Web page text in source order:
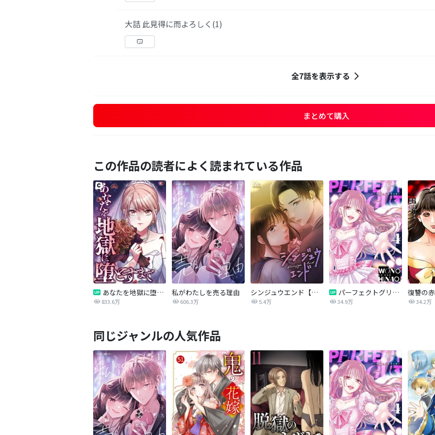
大詰 此見得に而よろしく(1)
全7話を表示する
まとめて購入
この作品の読者によく読まれている作品
あなたを地獄に堕とすまで
833.6万
私がわたしを売る理由
606.3万
シンジュウエンド【タテヨミ】
5.4万
パーフェクトグリッター
34.9万 34.2万
同じジャンルの人気作品